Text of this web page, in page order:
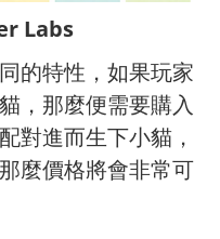
Labs
的特性，如果玩家
，那麼便需要購入
對進而生下小貓，
麼價格將會非常可